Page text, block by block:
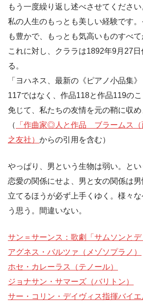
もう一度繰り返し述べさせてくださ
私の人生のもっとも美しい経験です
も豊かで、もっとも気高いものすべて
これに対し、クララは1892年9月27
る。
「ヨハネス、最新の《ピアノ小品集
117ではなく、作品118と作品119の
免じて、私たちの友情を元の鞘に収め
（
「作曲家◎人と作品 ブラームス（
之友社） からの引用を含む）
やっぱり、男という生物は弱い。と
恋愛の関係にせよ、男と女の関係は
立てるほうが必ず上手くゆく。様々
う思う。間違いない。
サン＝サーンス：歌劇「サムソンとデ
アグネス・バルツァ（メゾソプラノ）
ホセ・カレーラス（テノール）
ジョナサン・サマーズ（バリトン）
サー・コリン・デイヴィス指揮バイ